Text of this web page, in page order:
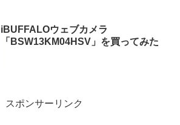
iBUFFALOウェブカメラ
「BSW13KM04HSV」を買ってみた
スポンサーリンク